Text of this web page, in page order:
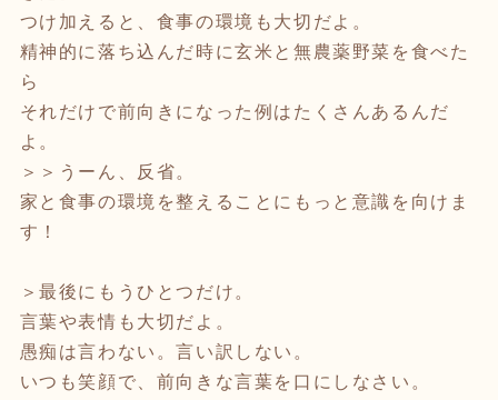
つけ加えると、食事の環境も大切だよ。
精神的に落ち込んだ時に玄米と無農薬野菜を食べた
ら
それだけで前向きになった例はたくさんあるんだ
よ。
＞＞うーん、反省。
家と食事の環境を整えることにもっと意識を向けま
す！
＞最後にもうひとつだけ。
言葉や表情も大切だよ。
愚痴は言わない。言い訳しない。
いつも笑顔で、前向きな言葉を口にしなさい。